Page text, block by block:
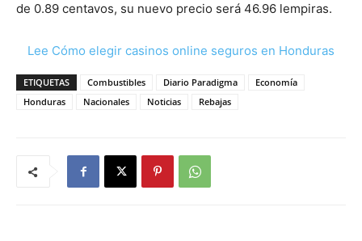
de 0.89 centavos, su nuevo precio será 46.96 lempiras.
Lee Cómo elegir casinos online seguros en Honduras
ETIQUETAS Combustibles Diario Paradigma
Economía
Honduras
Nacionales Noticias Rebajas